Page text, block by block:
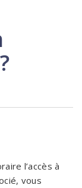
l’accès à
vous